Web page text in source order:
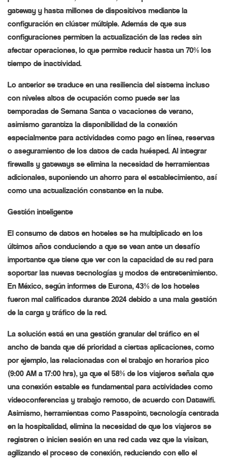
gateway y hasta millones de dispositivos mediante la
configuración en clúster múltiple. Además de que sus
configuraciones permiten la actualización de las redes sin
afectar operaciones, lo que permite reducir hasta un 70% los
tiempo de inactividad.
Lo anterior se traduce en una resiliencia del sistema incluso
con niveles altos de ocupación como puede ser las
temporadas de Semana Santa o vacaciones de verano,
asimismo garantiza la disponibilidad de la conexión
especialmente para actividades como pago en línea, reservas
o aseguramiento de los datos de cada huésped. Al integrar
firewalls y gateways se elimina la necesidad de herramientas
adicionales, suponiendo un ahorro para el establecimiento, así
como una actualización constante en la nube.
Gestión inteligente
El consumo de datos en hoteles se ha multiplicado en los
últimos años conduciendo a que se vean ante un desafío
importante que tiene que ver con la capacidad de su red para
soportar las nuevas tecnologías y modos de entretenimiento.
En México, según informes de Eurona, 43% de los hoteles
fueron mal calificados durante 2024 debido a una mala gestión
de la carga y tráfico de la red.
La solución está en una gestión granular del tráfico en el
ancho de banda que dé prioridad a ciertas aplicaciones, como
por ejemplo, las relacionadas con el trabajo en horarios pico
(9:00 AM a 17:00 hrs), ya que el 58% de los viajeros señala que
una conexión estable es fundamental para actividades como
videoconferencias y trabajo remoto, de acuerdo con Datawifi.
Asimismo, herramientas como Passpoint, tecnología centrada
en la hospitalidad, elimina la necesidad de que los viajeros se
registren o inicien sesión en una red cada vez que la visitan,
agilizando el proceso de conexión, reduciendo con ello el